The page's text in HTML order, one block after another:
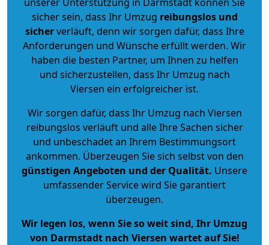
sicher sein, dass Ihr Umzug reibungslos und
sicherverläuft, denn wir sorgen dafür, dass Ihre
Anforderungen und Wünsche erfüllt werden. Wir
haben die besten Partner, um Ihnen zu helfen
und sicherzustellen, dass Ihr Umzug nach
Viersen ein erfolgreicher ist.
Wir sorgen dafür, dass Ihr Umzug nach Viersen
reibungslos verläuft und alle Ihre Sachen sicher
und unbeschadet an Ihrem Bestimmungsort
ankommen. Überzeugen Sie sich selbst von den
günstigen Angeboten und der Qualität. Unsere
umfassender Service wird Sie garantiert
überzeugen.
Wir legen los, wenn Sie so weit sind, Ihr Umzug
von Darmstadt nach Viersen wartet auf Sie!